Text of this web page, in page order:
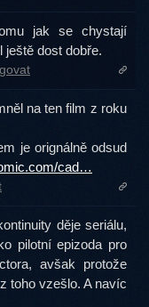
jak se chystají
ještě dost dobře.
na ten film z roku
je orignálně odsud
cad…
děje seriálu,
pilotní epizoda pro
avšak protože
toho vzešlo. A navíc